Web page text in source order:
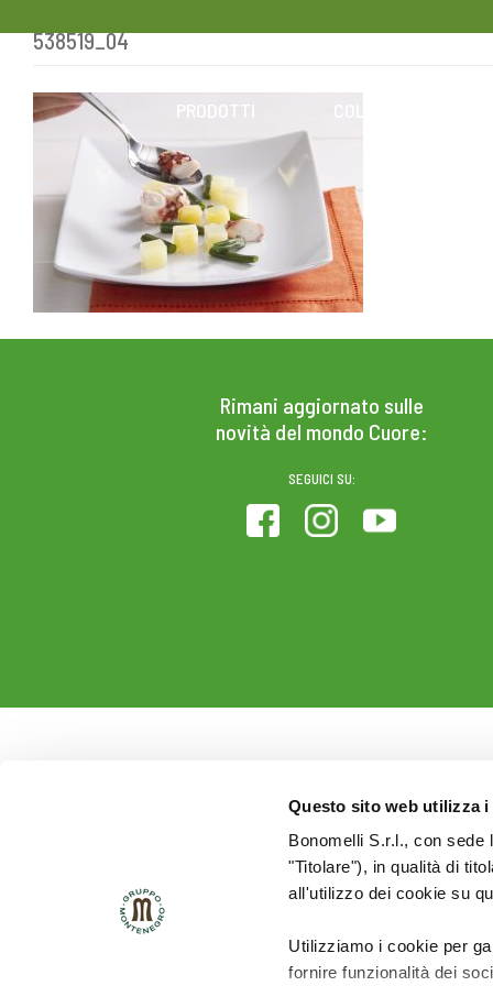
Questo sito web utilizza i
Bonomelli S.r.l., con
"Titolare"), in qualità di
all'utilizzo dei cookie su
Utilizziamo i cookie per
fornire funzionalità dei
Skip
content
PRODOTTI
538519_04
Rimani aggiornato sulle
novità del mondo Cuore:
SEGUICI SU: